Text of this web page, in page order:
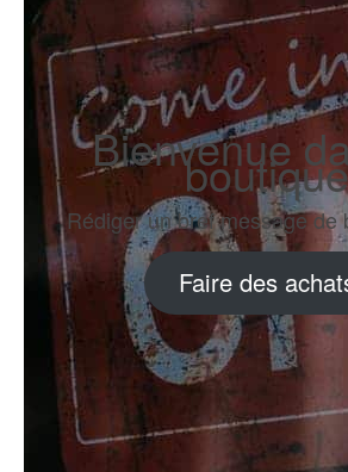
Bienvenue
boutique
Rédiger un bref message de
Faire des